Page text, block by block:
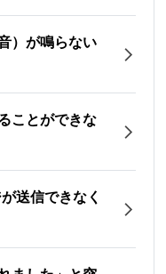
）が鳴らない
ことができな
送信できなく